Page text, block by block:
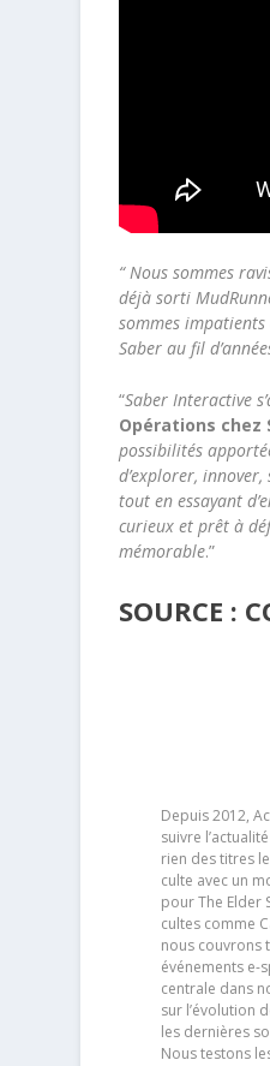
“ Nous sommes
déjà sorti
sommes
Saber au fil
“Saber Interactive
Opérations chez
possibilités
d’explorer,
tout en essayant
curieux et prêt à
mémorable.”
SOURCE :
Depuis 2012,
suivre
rien des titres
culte avec un
pour The Elder
cultes comme
nous couvrons
événements e-
centrale dans
sur l’évolution
les dernières
Nous testons